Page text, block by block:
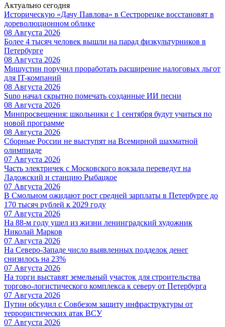
Актуально сегодня
Историческую «Дачу Павлова» в Сестрорецке восстановят в
дореволюционном облике
08 Августа 2026
Более 4 тысяч человек вышли на парад физкультурников в
Петербурге
08 Августа 2026
Мишустин поручил проработать расширение налоговых льгот
для IT-компаний
08 Августа 2026
Suno начал скрытно помечать созданные ИИ песни
08 Августа 2026
Минпросвещения: школьники с 1 сентября будут учиться по
новой программе
08 Августа 2026
Сборные России не выступят на Всемирной шахматной
олимпиаде
07 Августа 2026
Часть электричек с Московского вокзала переведут на
Ладожский и станцию Рыбацкое
07 Августа 2026
В Смольном ожидают рост средней зарплаты в Петербурге до
170 тысяч рублей к 2029 году
07 Августа 2026
На 88-м году ушел из жизни ленинградский художник
Николай Марков
07 Августа 2026
На Северо-Западе число выявленных подделок денег
снизилось на 23%
07 Августа 2026
На торги выставят земельный участок для строительства
торгово-логистического комплекса к северу от Петербурга
07 Августа 2026
Путин обсудил с Совбезом защиту инфраструктуры от
террористических атак ВСУ
07 Августа 2026